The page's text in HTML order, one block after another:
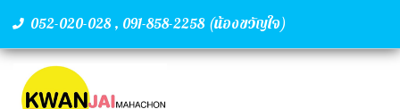
052-020-028 , 091-858-2258 (น้องขวัญใจ)